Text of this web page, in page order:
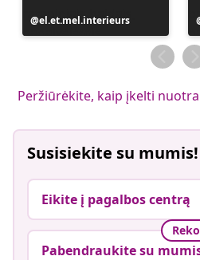
Įrašą
paskelbė
el.et.mel.interieurs
Peržiūrėkite, kaip įkelti
Susisiekite su mumis!
Eikite į pagalbos centrą
Pabendraukite su